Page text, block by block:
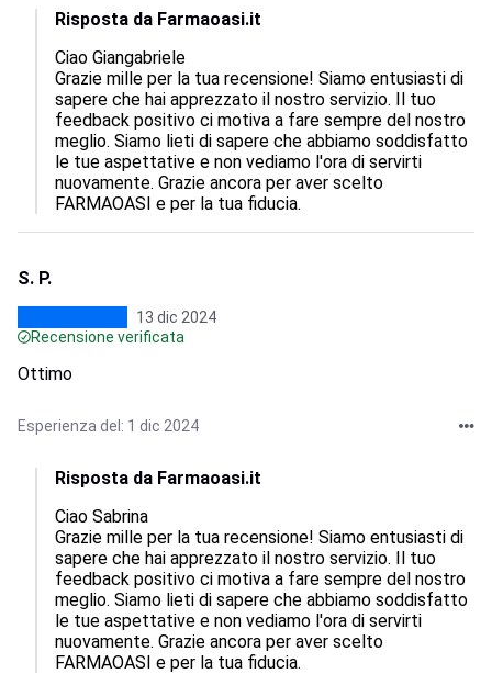
Risposta da Farmaoasi.it
Ciao Giangabriele
Grazie mille per la tua recensione! Siamo entusiasti di
sapere che hai apprezzato il nostro servizio. Il tuo
feedback positivo ci motiva a fare sempre del nostro
meglio. Siamo lieti di sapere che abbiamo soddisfatto
le tue aspettative e non vediamo l'ora di servirti
nuovamente. Grazie ancora per aver scelto
FARMAOASI e per la tua fiducia.
S. P.
13 dic 2024
Recensione verificata
Ottimo
Esperienza del: 1 dic 2024
Risposta da Farmaoasi.it
Ciao Sabrina
Grazie mille per la tua recensione! Siamo entusiasti di
sapere che hai apprezzato il nostro servizio. Il tuo
feedback positivo ci motiva a fare sempre del nostro
meglio. Siamo lieti di sapere che abbiamo soddisfatto
le tue aspettative e non vediamo l'ora di servirti
nuovamente. Grazie ancora per aver scelto
FARMAOASI e per la tua fiducia.